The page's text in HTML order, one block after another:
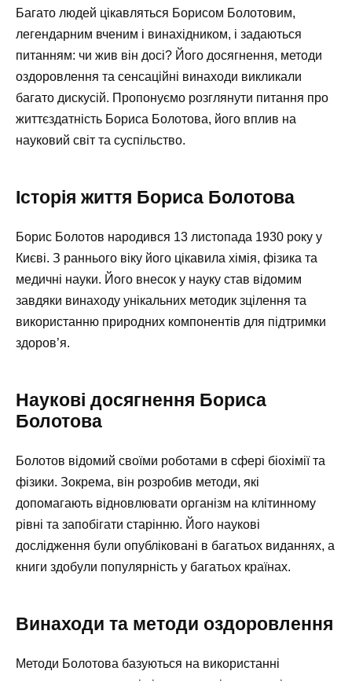
Багато людей цікавляться Борисом Болотовим,
легендарним вченим і винахідником, і задаються
питанням: чи жив він досі? Його досягнення, методи
оздоровлення та сенсаційні винаходи викликали
багато дискусій. Пропонуємо розглянути питання про
життєздатність Бориса Болотова, його вплив на
науковий світ та суспільство.
Історія життя Бориса Болотова
Борис Болотов народився 13 листопада 1930 року у
Києві. З раннього віку його цікавила хімія, фізика та
медичні науки. Його внесок у науку став відомим
завдяки винаходу унікальних методик зцілення та
використанню природних компонентів для підтримки
здоров’я.
Наукові досягнення Бориса
Болотова
Болотов відомий своїми роботами в сфері біохімії та
фізики. Зокрема, він розробив методи, які
допомагають відновлювати організм на клітинному
рівні та запобігати старінню. Його наукові
дослідження були опубліковані в багатьох виданнях, а
книги здобули популярність у багатьох країнах.
Винаходи та методи оздоровлення
Методи Болотова базуються на використанні